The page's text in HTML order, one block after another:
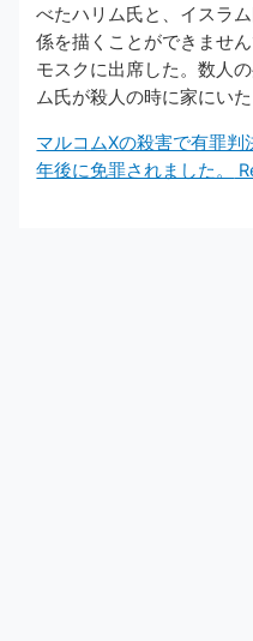
べたハリム氏と、イスラ
係を描くことができませ
モスクに出席した。数人
ム氏が殺人の時に家にい
マルコムXの殺害で有罪
年後に免罪されました。